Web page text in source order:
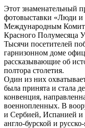
Этот знаменательный
фотовыставки «Люди и
Международным
Красного Полумесяца
Тысячи посетителей
гарнизонном доме
рассказывающие об
полтора столетия.
Один из них
была принята и стала
конвенция,
военнопленных. В
и Сербией, Испанией и
англо-бурской и